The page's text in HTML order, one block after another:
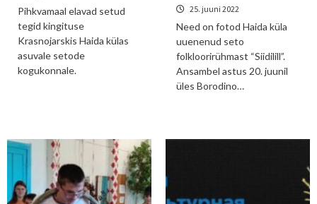
Pihkvamaal elavad setud
tegid kingituse
Krasnojarskis Haida külas
asuvale setode
kogukonnale.
25. juuni 2022
Need on fotod Haida küla
uuenenud seto
folkloorirühmast “Siidilill”.
Ansambel astus 20. juunil
üles Borodino…